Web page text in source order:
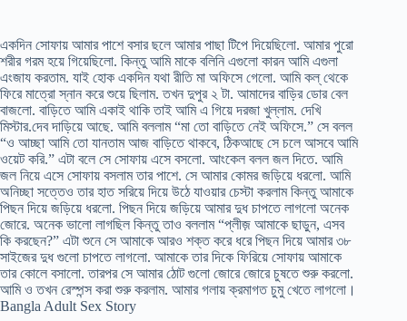
একদিন সোফায় আমার পাশে বসার ছলে আমার পাছা টিপে দিয়েছিলো. আমার পুরো
শরীর গরম হয়ে গিয়েছিলো. কিন্তু আমি মাকে বলিনি এগুলো কারন আমি এগুলা
এংজায করতাম. যাই হোক একদিন যথা রীতি মা অফিসে গেলো. আমি কল্ থেকে
ফিরে মাত্রো স্নান করে শুয়ে ছিলাম. তখন দুপুর ২ টা. আমাদের বাড়ির ডোর বেল
বাজলো. বাড়িতে আমি একাই থাকি তাই আমি এ গিয়ে দরজা খুল্লাম. দেখি
মিস্টার.দেব দাড়িয়ে আছে. আমি বললাম “মা তো বাড়িতে নেই অফিসে.” সে বলল
“ও আচ্ছা আমি তো যানতাম আজ বাড়িতে থাকবে, ঠিকআছে সে চলে আসবে আমি
ওয়েট করি.” এটা বলে সে সোফায় এসে বসলো. আংকেল বলল জল দিতে. আমি
জল নিয়ে এসে সোফায় বসলাম তার পাশে. সে আমার কোমর জড়িয়ে ধরলো. আমি
অনিচ্ছা সত্তেও তার হাত সরিয়ে দিয়ে উঠে যাওয়ার চেস্টা করলাম কিন্তু আমাকে
পিছন দিয়ে জড়িয়ে ধরলো. পিছন দিয়ে জড়িয়ে আমার দুধ চাপতে লাগলো অনেক
জোরে. অনেক ভালো লাগছিল কিন্তু তাও বললাম “প্লীজ় আমাকে ছাড়ুন, এসব
কি করছেন?” এটা শুনে সে আমাকে আরও শক্ত করে ধরে পিছন দিয়ে আমার ৩৮
সাইজের দুধ গুলো চাপতে লাগলো. আমাকে তার দিকে ফিরিয়ে সোফায় আমাকে
তার কোলে বসালো. তারপর সে আমার ঠোট গুলো জোরে জোরে চুষতে শুরু করলো.
আমি ও তখন রেস্পন্স করা শুরু করলাম. আমার গলায় ক্রমাগত চুমু খেতে লাগলো।
Bangla Adult Sex Story